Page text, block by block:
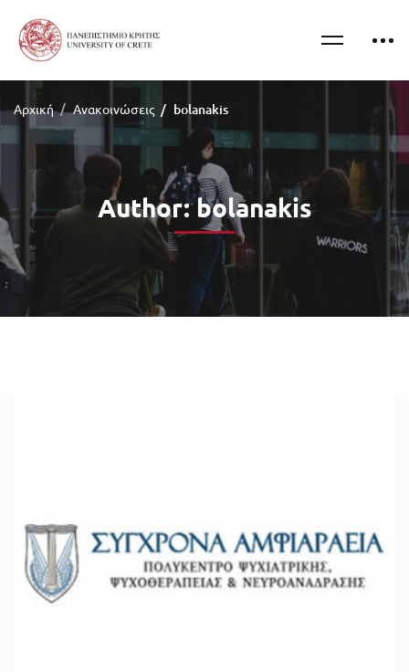
Αρχική Ανακοινώσεις bolanakis
Author:bolanakis